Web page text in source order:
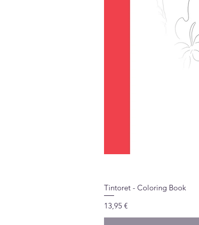
Tintoret - Coloring Book
Price
13,95 €